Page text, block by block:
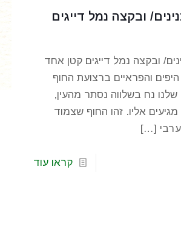
ובקצה נמל דייגים
ובקצה נמל דייגים קטן אחד
והפראיים ברצועת החוף
שלנו נח בשלווה נסתר מהעין,
אליו. זהו החוף שצמוד
[…]
קראו עוד